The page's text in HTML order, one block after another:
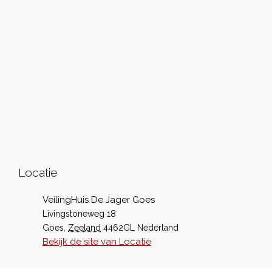
Locatie
VeilingHuis De Jager Goes
Livingstoneweg 18
Goes Zeeland 4462GL Nederland
Bekijk de site van Locatie